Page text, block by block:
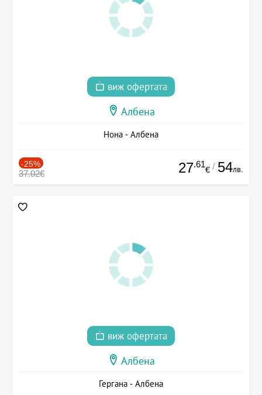
виж офертата
Албена
Нона - Албена
-25%
37.02€ 27.61
€ / 54лв.
виж офертата
Албена
Гергана - Албена